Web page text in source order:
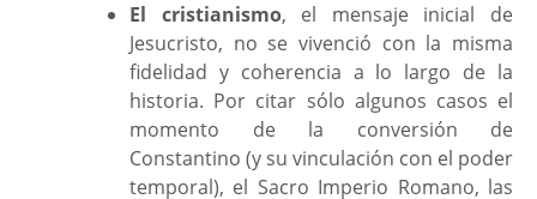
El cristianismo, el mensaje inicial de
Jesucristo, no se vivenció con la misma
fidelidad y coherencia a lo largo de la
historia. Por citar sólo algunos casos el
momento de la conversión de
Constantino (y su vinculación con el poder
temporal), el Sacro Imperio Romano, las